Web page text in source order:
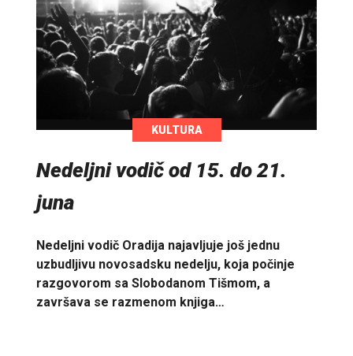
KULTURA
Nedeljni vodič od 15. do 21.
juna
Nedeljni vodič Oradija najavljuje još jednu
uzbudljivu novosadsku nedelju, koja počinje
razgovorom sa Slobodanom Tišmom, a
završava se razmenom knjiga…